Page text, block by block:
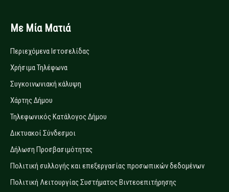
Με Μία Ματιά
Περιεχόμενα Ιστοσελίδας
Χρήσιμα Τηλέφωνα
Συγκοινωνιακή κάλυψη
Χάρτης Δήμου
Τηλεφωνικός Κατάλογος Δήμου
Δικτυακοί Σύνδεσμοι
Δήλωση Προσβασιμότητας
Πολιτική συλλογής και επεξεργασίας προσωπικών δεδομένων
Πολιτική Λειτουργίας Συστήματος Βιντεοεπιτήρησης